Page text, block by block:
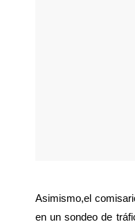
Asimismo,el
en un sondeo de